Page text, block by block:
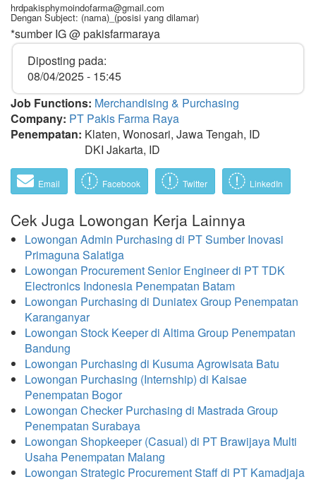
hrdpakisphymoindofarma@gmail.com
Dengan Subject: (nama)_(posisi yang dilamar)
*sumber IG @ pakisfarmaraya
Diposting pada:
08/04/2025 - 15:45
Job Functions: Merchandising & Purchasing
Company: PT Pakis Farma Raya
Penempatan: Klaten, Wonosari, Jawa Tengah, ID
DKI Jakarta, ID
Email Facebook Twitter LinkedIn
Cek Juga Lowongan Kerja Lainnya
Lowongan Admin Purchasing di PT Sumber Inovasi
Primaguna Salatiga
Lowongan Procurement Senior Engineer di PT TDK
Electronics Indonesia Penempatan Batam
Lowongan Purchasing di Duniatex Group Penempatan
Karanganyar
Lowongan Stock Keeper di Altima Group Penempatan
Bandung
Lowongan Purchasing di Kusuma Agrowisata Batu
Lowongan Purchasing (Internship) di Kaisae
Penempatan Bogor
Lowongan Checker Purchasing di Mastrada Group
Penempatan Surabaya
Lowongan Shopkeeper (Casual) di PT Brawijaya Multi
Usaha Penempatan Malang
Lowongan Strategic Procurement Staff di PT Kamadjaja